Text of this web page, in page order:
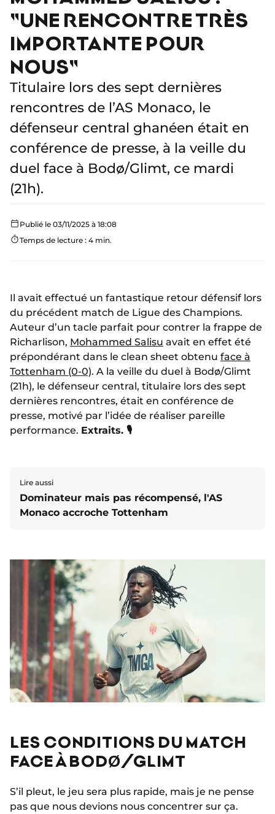
"UNE RENCONTRE TRÈS
IMPORTANTE POUR
NOUS"
Titulaire lors des sept dernières
rencontres de l’AS Monaco, le
défenseur central ghanéen était en
conférence de presse, à la veille du
duel face à Bodø/Glimt, ce mardi
(21h).
Publié le 03/11/2025 à 18:08
Temps de lecture : 4 min.
Il avait effectué un fantastique retour défensif lors
du précédent match de Ligue des Champions.
Auteur d’un tacle parfait pour contrer la frappe de
Richarlison, Mohammed Salisu avait en effet été
prépondérant dans le clean sheet obtenu face à
Tottenham (0-0). A la veille du duel à Bodø/Glimt
(21h), le défenseur central, titulaire lors des sept
dernières rencontres, était en conférence de
presse, motivé par l’idée de réaliser pareille
performance. Extraits. 🎙️
Lire aussi
Dominateur mais pas récompensé, l'AS
Monaco accroche Tottenham
LES CONDITIONS DU MATCH
FACE À BODØ/GLIMT
S’il pleut, le jeu sera plus rapide, mais je ne pense
pas que nous devions nous concentrer sur ça.